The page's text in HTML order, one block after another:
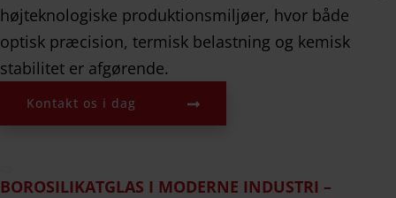
højteknologiske produktionsmiljøer, hvor både
optisk præcision, termisk belastning og kemisk
stabilitet er afgørende.
Kontakt os i dag
BOROSILIKATGLAS I MODERNE INDUSTRI –